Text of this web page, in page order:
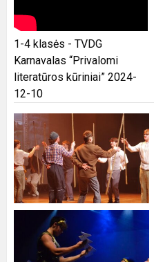
1-4 klasės - TVDG
Karnavalas “Privalomi
literatūros kūriniai” 2024-
12-10